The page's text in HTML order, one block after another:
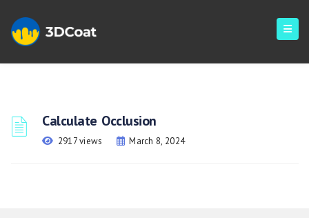
Calculate Occlusion
2917 views March 8, 2024